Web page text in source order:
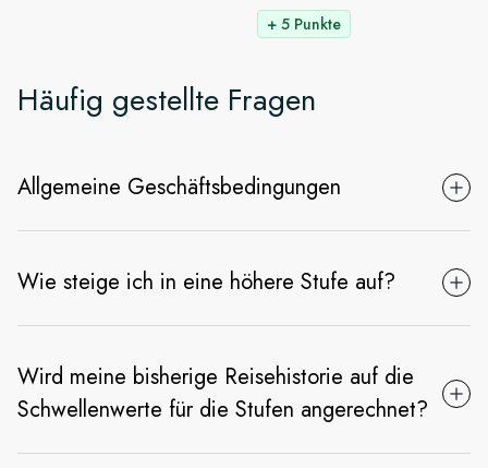
+ 5 Punkte
Häufig gestellte Fragen
Allgemeine Geschäftsbedingungen
Wie steige ich in eine höhere Stufe auf?
Wird meine bisherige Reisehistorie auf die
Schwellenwerte für die Stufen angerechnet?